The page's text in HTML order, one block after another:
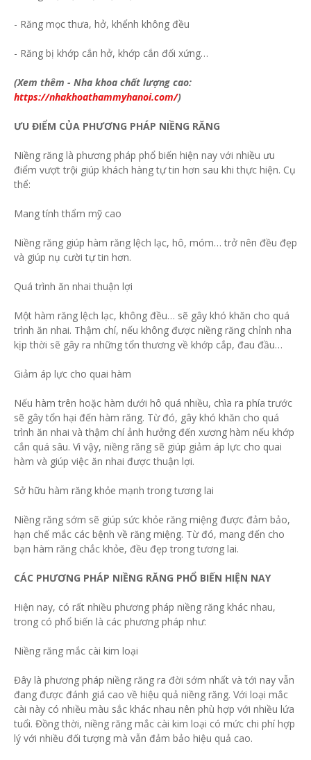
- Răng mọc thưa, hở, khểnh không đều
- Răng bị khớp cắn hở, khớp cắn đối xứng…
(Xem thêm - Nha khoa chất lượng cao:
https://nhakhoathammyhanoi.com/)
ƯU ĐIỂM CỦA PHƯƠNG PHÁP NIỀNG RĂNG
Niềng răng là phương pháp phổ biến hiện nay với nhiều ưu
điểm vượt trội giúp khách hàng tự tin hơn sau khi thực hiện. Cụ
thể:
Mang tính thẩm mỹ cao
Niềng răng giúp hàm răng lệch lạc, hô, móm… trở nên đều đẹp
và giúp nụ cười tự tin hơn.
Quá trình ăn nhai thuận lợi
Một hàm răng lệch lạc, không đều… sẽ gây khó khăn cho quá
trình ăn nhai. Thậm chí, nếu không được niềng răng chỉnh nha
kịp thời sẽ gây ra những tổn thương về khớp cắp, đau đầu…
Giảm áp lực cho quai hàm
Nếu hàm trên hoặc hàm dưới hô quá nhiều, chìa ra phía trước
sẽ gây tổn hại đến hàm răng. Từ đó, gây khó khăn cho quá
trình ăn nhai và thậm chí ảnh hưởng đến xương hàm nếu khớp
cắn quá sâu. Vì vậy, niềng răng sẽ giúp giảm áp lực cho quai
hàm và giúp việc ăn nhai được thuận lợi.
Sở hữu hàm răng khỏe mạnh trong tương lai
Niềng răng sớm sẽ giúp sức khỏe răng miệng được đảm bảo,
hạn chế mắc các bệnh về răng miệng. Từ đó, mang đến cho
bạn hàm răng chắc khỏe, đều đẹp trong tương lai.
CÁC PHƯƠNG PHÁP NIỀNG RĂNG PHỔ BIẾN HIỆN NAY
Hiện nay, có rất nhiều phương pháp niềng răng khác nhau,
trong có phổ biến là các phương pháp như:
Niềng răng mắc cài kim loại
Đây là phương pháp niềng răng ra đời sớm nhất và tới nay vẫn
đang được đánh giá cao về hiệu quả niềng răng. Với loại mắc
cài này có nhiều màu sắc khác nhau nên phù hợp với nhiều lứa
tuổi. Đồng thời, niềng răng mắc cài kim loại có mức chi phí hợp
lý với nhiều đối tượng mà vẫn đảm bảo hiệu quả cao.